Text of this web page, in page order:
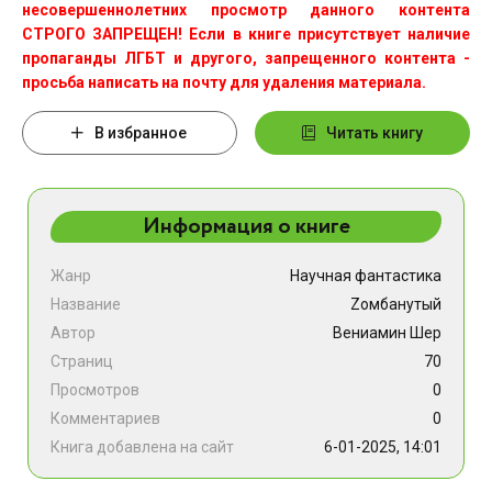
несовершеннолетних просмотр данного контента
СТРОГО ЗАПРЕЩЕН! Если в книге присутствует наличие
пропаганды ЛГБТ и другого, запрещенного контента -
просьба написать на почту для удаления материала.
В избранное Читать книгу
Информация о книге
Жанр
Научная фантастика
Название
Zомбанутый
Автор
Вениамин Шер
Страниц
70
Просмотров
0
Комментариев
0
Книга добавлена на сайт
6-01-2025, 14:01